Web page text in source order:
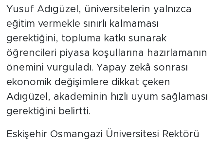
Yusuf Adıgüzel, üniversitelerin yalnızca
eğitim vermekle sınırlı kalmaması
gerektiğini, topluma katkı sunarak
öğrencileri piyasa koşullarına hazırlamanın
önemini vurguladı. Yapay zekâ sonrası
ekonomik değişimlere dikkat çeken
Adıgüzel, akademinin hızlı uyum sağlaması
gerektiğini belirtti.
Eskişehir Osmangazi Üniversitesi Rektörü